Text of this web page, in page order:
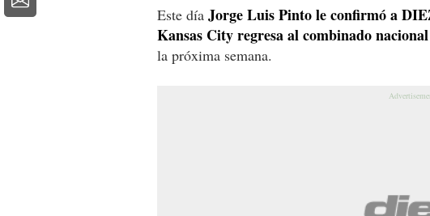
Este día Jorge Luis Pinto le confirmó a
Kansas City regresa al combinado nacional
la próxima semana.